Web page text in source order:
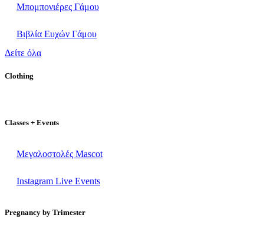
Μπομπονιέρες Γάμου
Βιβλία Ευχών Γάμου
Δείτε όλα
Clothing
Classes + Events
Μεγαλοστολές Mascot
Instagram Live Events
Pregnancy by Trimester